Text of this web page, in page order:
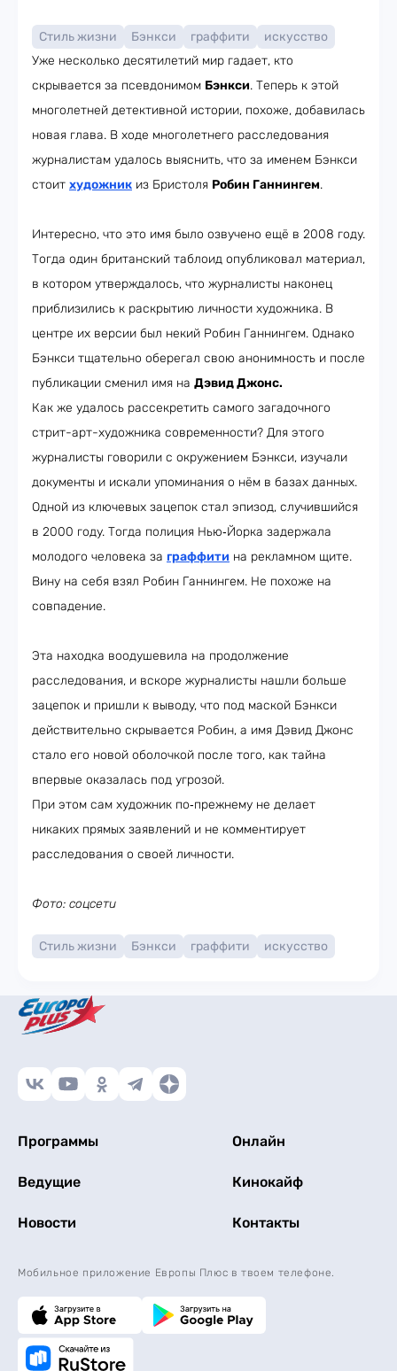
Стиль жизни Бэнкси граффити
искусство
Уже несколько десятилетий мир гадает, кто
скрывается за псевдонимом Бэнкси. Теперь к этой
многолетней детективной истории, похоже, добавилась
новая глава. В ходе многолетнего расследования
журналистам удалось выяснить, что за именем Бэнкси
стоит художник из Бристоля Робин Ганнингем.
Интересно, что это имя было озвучено ещё в 2008 году.
Тогда один британский таблоид опубликовал материал,
в котором утверждалось, что журналисты наконец
приблизились к раскрытию личности художника. В
центре их версии был некий Робин Ганнингем. Однако
Бэнкси тщательно оберегал свою анонимность и после
публикации сменил имя на Дэвид Джонс.
Как же удалось рассекретить самого загадочного
стрит-арт-художника современности? Для этого
журналисты говорили с окружением Бэнкси, изучали
документы и искали упоминания о нём в базах данных.
Одной из ключевых зацепок стал эпизод, случившийся
в 2000 году. Тогда полиция Нью‑Йорка задержала
молодого человека за граффити на рекламном щите.
Вину на себя взял Робин Ганнингем. Не похоже на
совпадение.
Эта находка воодушевила на продолжение
расследования, и вскоре журналисты нашли больше
зацепок и пришли к выводу, что под маской Бэнкси
действительно скрывается Робин, а имя Дэвид Джонс
стало его новой оболочкой после того, как тайна
впервые оказалась под угрозой.
При этом сам художник по‑прежнему не делает
никаких прямых заявлений и не комментирует
расследования о своей личности.
Фото: соцсети
Стиль жизни Бэнкси граффити искусство
Программы Онлайн
Ведущие Кинокайф
Новости Контакты
Мобильное приложение Европы Плюс в твоем телефоне.